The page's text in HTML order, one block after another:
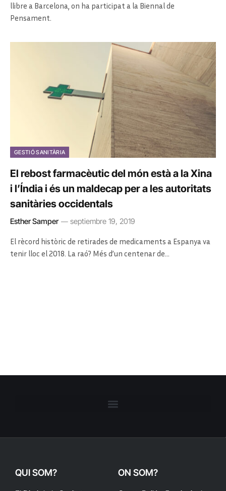
llibre a Barcelona, on ha participat a la Biennal de
Pensament.
GESTIÓ SANITÀRIA
El rebost farmacèutic del món està a la Xina
i l’Índia i és un maldecap per a les autoritats
sanitàries occidentals
Esther Samper septiembre 19, 2019
El rècord històric de retirades de medicaments a Espanya va
tenir lloc el 2018. La raó? Més d’un centenar de…
QUI SOM? ON SOM?